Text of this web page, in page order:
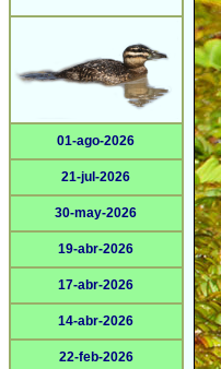
01-ago-2026
21-jul-2026
30-may-2026
19-abr-2026
17-abr-2026
14-abr-2026
22-feb-2026